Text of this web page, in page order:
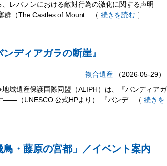
レバノンにおける敵対行為の激化に関する声明
群（The Castles of Mount…（ 続きを読む）
ディアガラの断崖』
複合遺産 （2026-05-29）
域遺産保護国際同盟（ALIPH）は、『バンディアガ
――（UNESCO 公式HPより） 『バンデ…（ 続きを
・藤原の宮都」／イベント案内